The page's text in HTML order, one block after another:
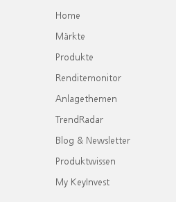
Home
Märkte
Produkte
Renditemonitor
Anlagethemen
TrendRadar
Blog & Newsletter
Produktwissen
My KeyInvest